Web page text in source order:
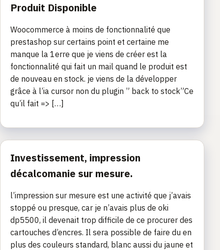
Produit Disponible
Woocommerce à moins de fonctionnalité que
prestashop sur certains point et certaine me
manque la 1erre que je viens de créer est la
fonctionnalité qui fait un mail quand le produit est
de nouveau en stock. je viens de la développer
grâce à l’ia cursor non du plugin ” back to stock”Ce
qu’il fait => […]
Investissement, impression
décalcomanie sur mesure.
l’impression sur mesure est une activité que j’avais
stoppé ou presque, car je n’avais plus de oki
dp5500, il devenait trop difficile de ce procurer des
cartouches d’encres. Il sera possible de faire du en
plus des couleurs standard, blanc aussi du jaune et